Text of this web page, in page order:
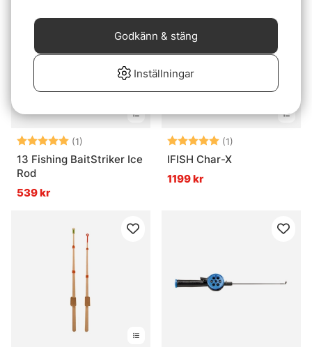
Betyg: (1)
5.0 utav 5 stjärnor
13 Fishing BaitStriker Ice
Rod
539 kr
Betyg: (1)
IFISH Char-X
1199 kr
Inställningar
Godkänn & stäng